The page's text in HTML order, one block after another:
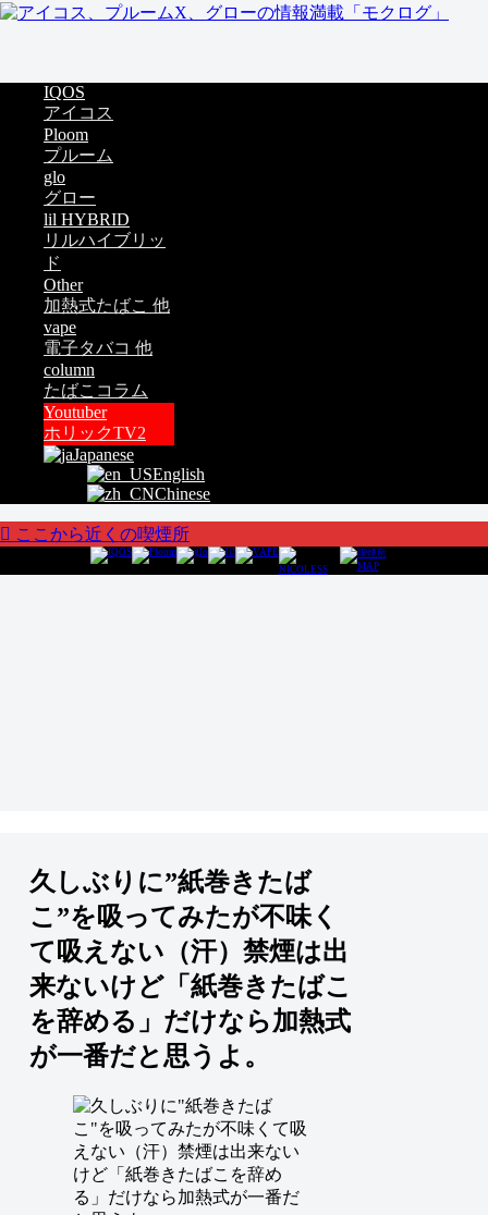
IQOS
アイコス
Ploom
プルーム
glo
グロー
lil HYBRID
リルハイブリッ
ド
Other
加熱式たばこ 他
vape
電子タバコ 他
column
たばこコラム
Youtuber
ホリックTV2
Japanese
English
Chinese
ここから近くの喫煙所
久しぶりに”紙巻きたば
こ”を吸ってみたが不味く
て吸えない（汗）禁煙は出
来ないけど「紙巻きたばこ
を辞める」だけなら加熱式
が一番だと思うよ。